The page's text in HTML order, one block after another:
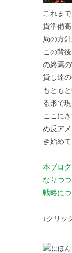
これま
貨準備
局の方
この背
の終焉
貸し達
もとも
る形で
ここに
め反ア
き始め
本ブロ
なりつ
戦略に
↓クリッ